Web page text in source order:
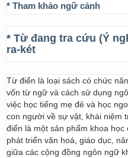
* Tham khảo ngữ cảnh
* Từ đang tra cứu (Ý
ra-két
Từ điển là loại sách có chức
vốn từ ngữ và cách sử dụng
việc học tiếng mẹ đẻ và học
con người về sự vật, khái niệm
điển là một sản phẩm khoa
phát triển văn hoá, giáo dục,
giữa các cộng đồng ngôn ngữ